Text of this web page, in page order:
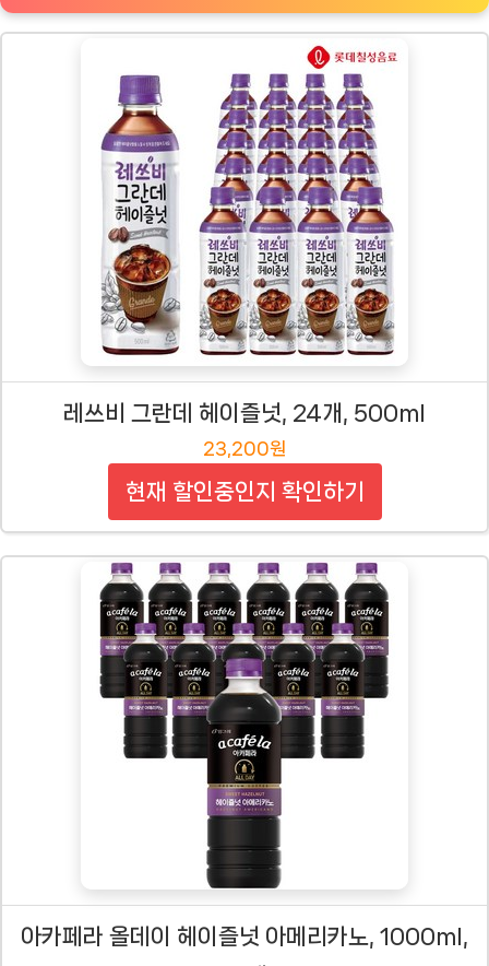
레쓰비 그란데 헤이즐넛, 24개, 500ml
23,200원
현재 할인중인지 확인하기
아카페라 올데이 헤이즐넛 아메리카노, 1000ml,